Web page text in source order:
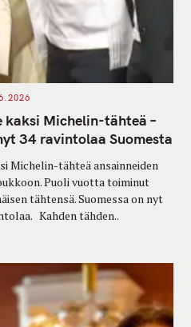
Michelin-tähteä –
34 ravintolaa Suomesta
Michelin-tähteä ansainneiden
Puoli vuotta toiminut
tähtensä. Suomessa on nyt
Kahden tähden..